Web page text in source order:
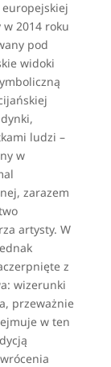
w 2014 roku
pod
widoki
ludzi –
w
zarazem
artysty. W
z
wizerunki
przeważnie
w ten